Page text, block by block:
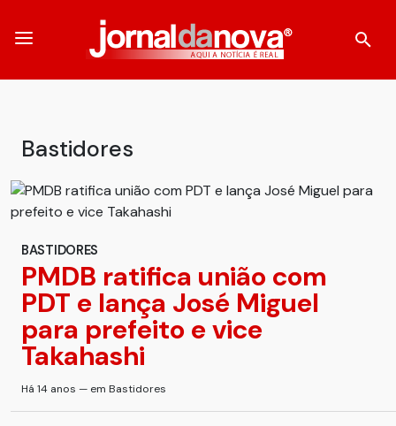
Bastidores
BASTIDORES
PMDB ratifica união com
PDT e lança José Miguel
para prefeito e vice
Takahashi
Há 14 anos — em Bastidores